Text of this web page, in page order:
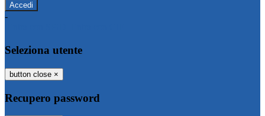
-
Seleziona utente
button close ×
Recupero password